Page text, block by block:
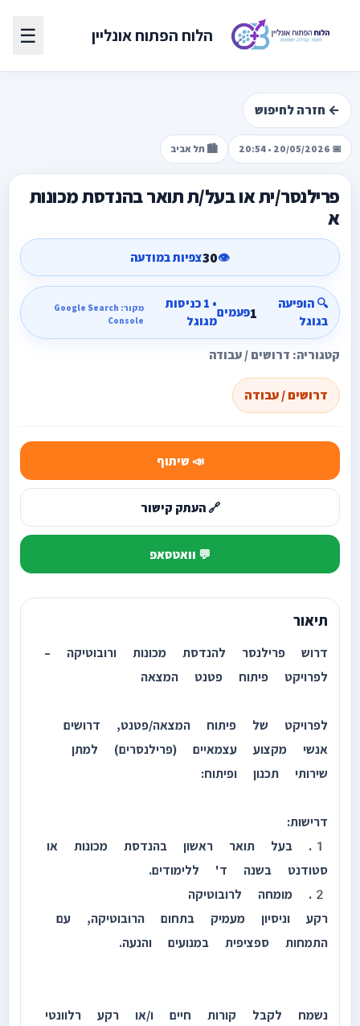
הלוח הפתוח אונליין ☰
← חזרה לחיפוש
📅 20/05/2026 • 20:54 🏙️ תל אביב
פרילנסר/ית או בעל/ת תואר בהנדסת מכונות
א
👁️
30צפיות במודעה
🔍 הופיעה
בגוגל
1פעמים
• 1 כניסות
מגוגל
מקור: Google Search
Console
קטגוריה: דרושים / עבודה
דרושים / עבודה
📣 שיתוף
🔗 העתק קישור
💬 וואטסאפ
תיאור
דרוש פרילנסר להנדסת מכונות ורובוטיקה –
לפרויקט פיתוח פטנט המצאה
לפרויקט של פיתוח המצאה/פטנט, דרושים
אנשי מקצוע עצמאיים (פרילנסרים) למתן
שירותי תכנון ופיתוח:
דרישות:
1. בעל תואר ראשון בהנדסת מכונות או
סטודנט בשנה ד' ללימודים.
2. מומחה לרובוטיקה
רקע וניסיון מעמיק בתחום הרובוטיקה, עם
התמחות ספציפית במנועים והנעה.
נשמח לקבל קורות חיים ו/או רקע רלוונטי